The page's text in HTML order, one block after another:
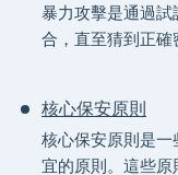
暴力攻擊是通過
合，直至猜到正確
核心保安原則
核心保安原則是
宜的原則。這些原